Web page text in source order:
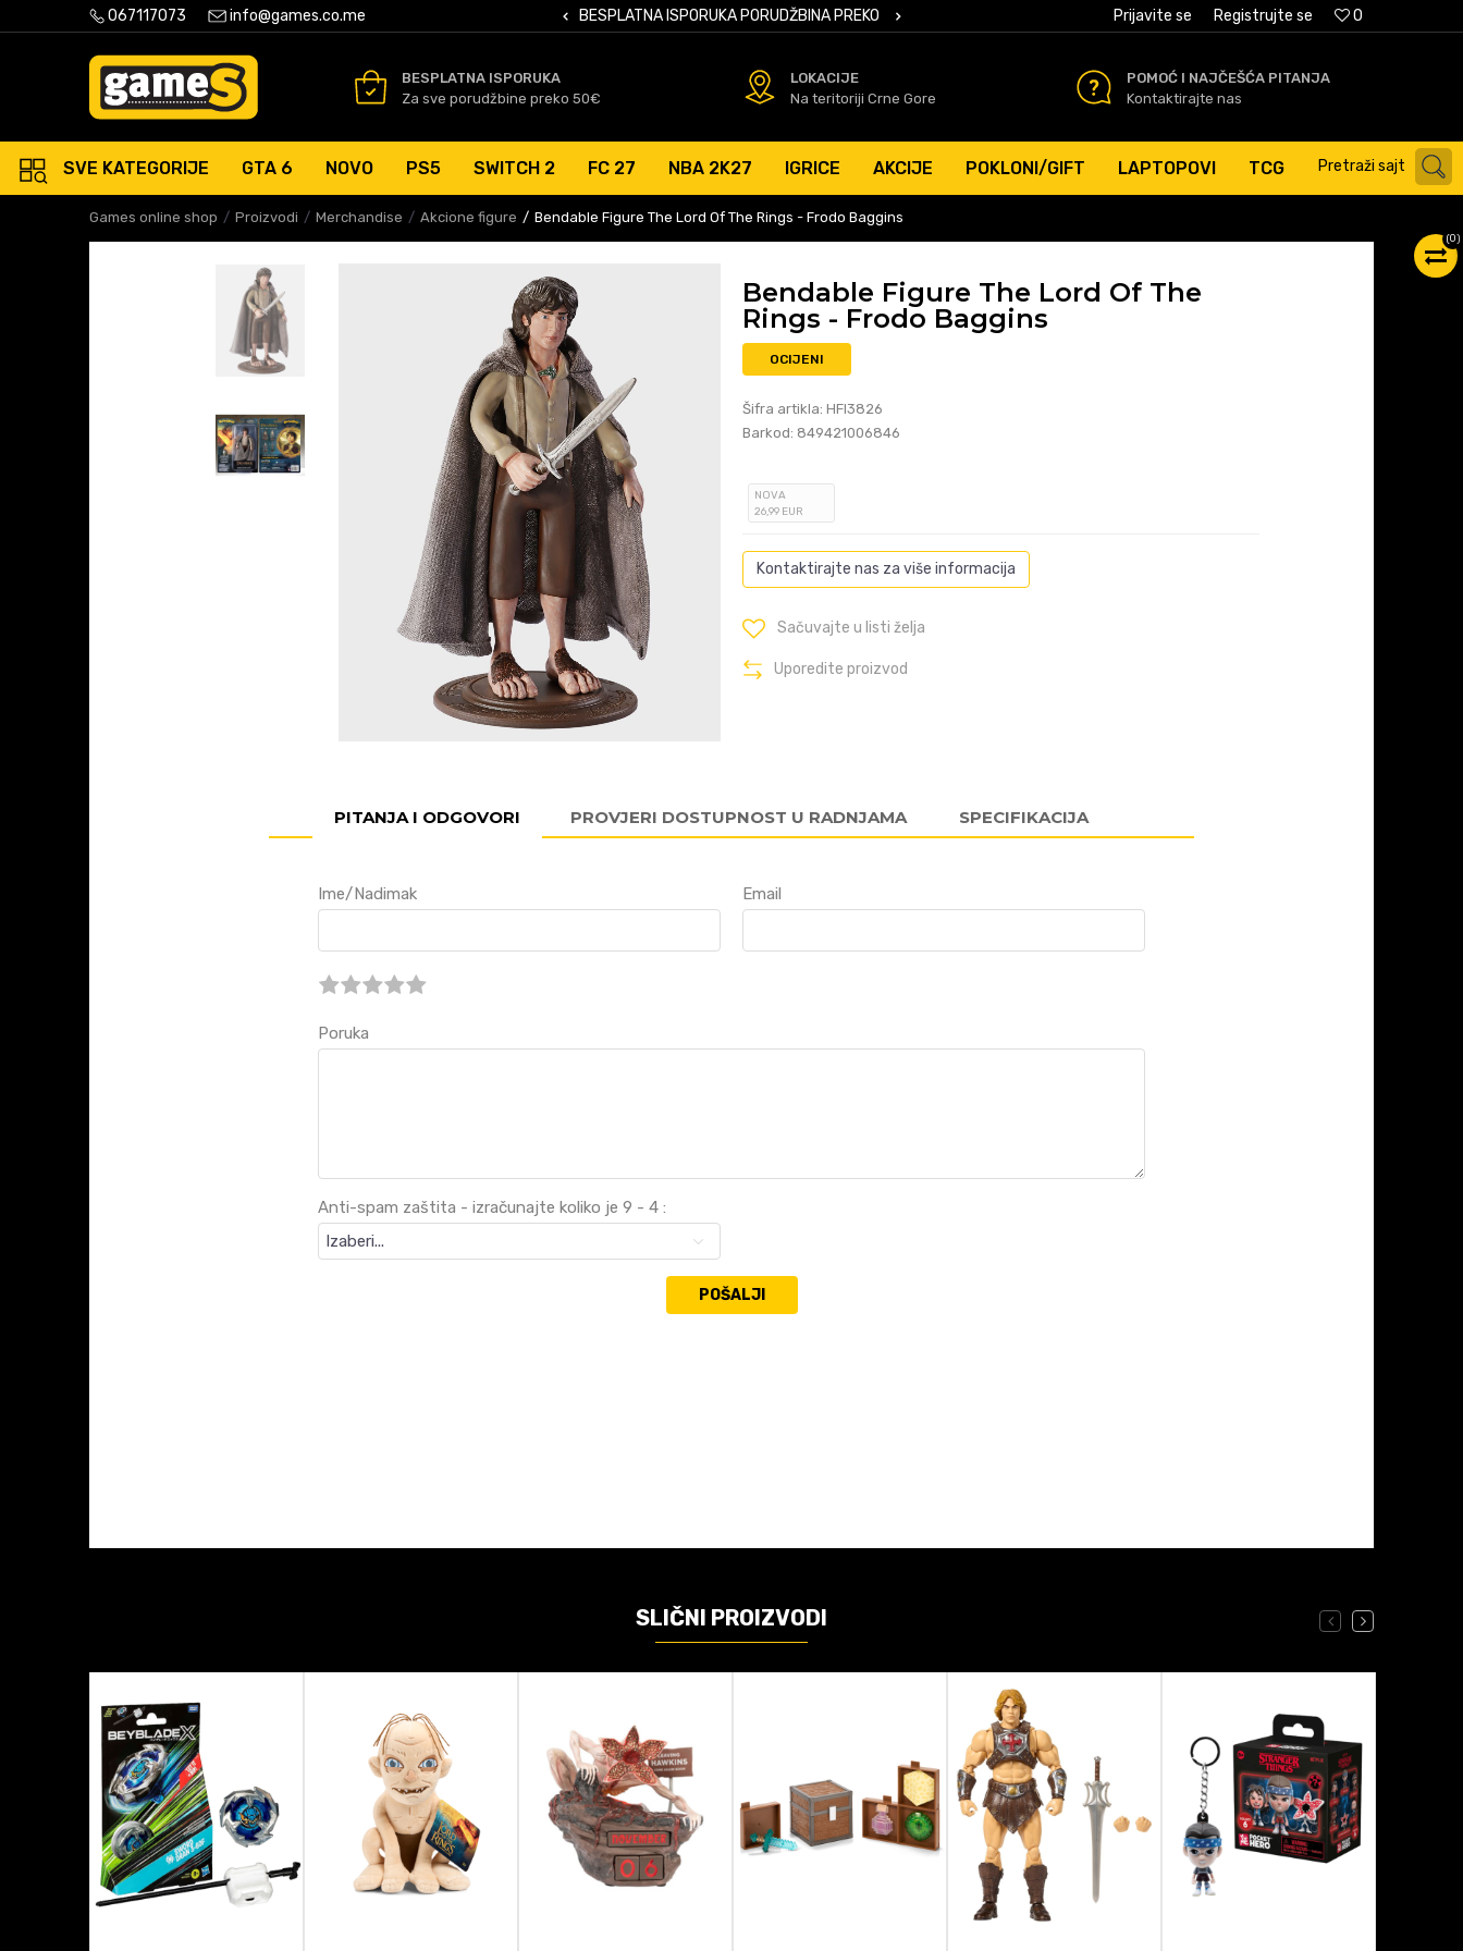
067117073 info@games.co.me
ISPORUKA PORUDŽBINA PREKO 50 EURSIGURNO PLAĆANJE PLATNIM KARTICAMA BESPLATNA ISPORUKA PORUDŽBINA PREKO 50 EURSIGURNO PLAĆANJE PLATNIM KARTICAMA 0
Prijavite se Registrujte se
BESPLATNA ISPORUKA
Za sve porudžbine preko 50€
LOKACIJE
Na teritoriji Crne Gore
POMOĆ I NAJČEŠĆA PITANJA
Kontaktirajte nas
SVE KATEGORIJE GTA 6 NOVO PS5 SWITCH 2 FC 27 NBA 2K27 IGRICE AKCIJE POKLONI/GIFT LAPTOPOVI TCG Pretraži sajt
Games online shop Proizvodi Merchandise Akcione figure Bendable Figure The Lord Of The Rings - Frodo Baggins
(0)
Bendable Figure The Lord Of The
Rings - Frodo Baggins
OCIJENI
Šifra artikla: HFI3826
Barkod: 849421006846
NOVA
26,99 EUR
Kontaktirajte nas za više informacija
Sačuvajte u listi želja
Uporedite proizvod
PITANJA I ODGOVORI PROVJERI DOSTUPNOST U RADNJAMA SPECIFIKACIJA
Ime/Nadimak Email
Poruka
Anti-spam zaštita - izračunajte koliko je 9 - 4 :
POŠALJI
Proizvođač Noble Collection
Lord of the Rings
Veličina figure
SLIČNI PROIZVODI